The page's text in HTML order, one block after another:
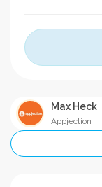
Max Heck
Appjection